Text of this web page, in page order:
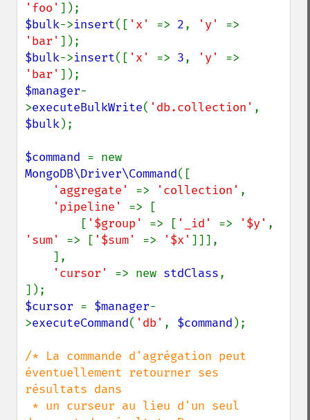
'foo'
$bulk->insert([ 'x' => 2, 'y'
'bar'
$bulk->insert([ 'x' => 3, 'y'
'bar'
$manager-
>executeBulkWrite( 'db.collection'
$bulk);
$command
MongoDB\Driver\Command([
'aggregate' => 'collection' ,
'pipeline' => [
        [
'$group' => [ '_id' => '$y'
'sum' => [ '$sum' => '$x' ]]],
'cursor' => new stdClass,
$cursor = $manager-
>executeCommand( 'db' , $command );
/* La commande d'agrégation peut
éventuellement retourner ses
résultats dans